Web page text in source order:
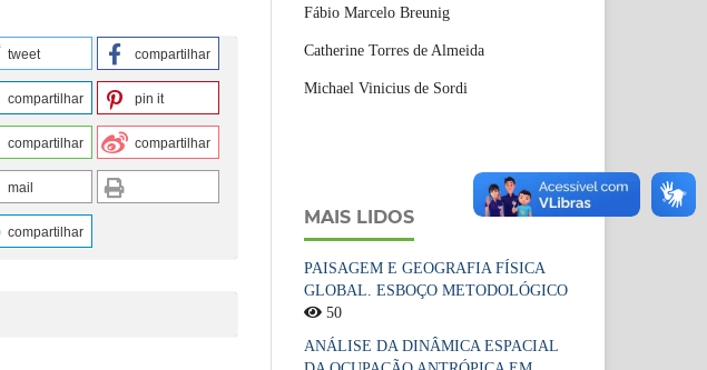
tweet compartilhar
compartilhar pin it
compartilhar compartilhar
mail
compartilhar
Fábio Marcelo Breunig
Catherine Torres de Almeida
Michael Vinicius de Sordi
MAIS LIDOS
PAISAGEM E GEOGRAFIA FÍSICA
GLOBAL. ESBOÇO METODOLÓGICO
50
ANÁLISE DA DINÂMICA ESPACIAL